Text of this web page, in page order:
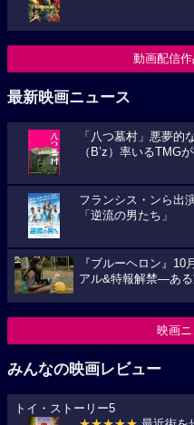
動画配信
最新映画ニュース
「八つ墓村」悪夢的
（B’z）率いるTMG
フランシス・ンら出
「逆流の男たち」
『ブルーヘロン』10
アル&特報解禁―あ
映画
みんなの映画レビュー
トイ・ストーリー5